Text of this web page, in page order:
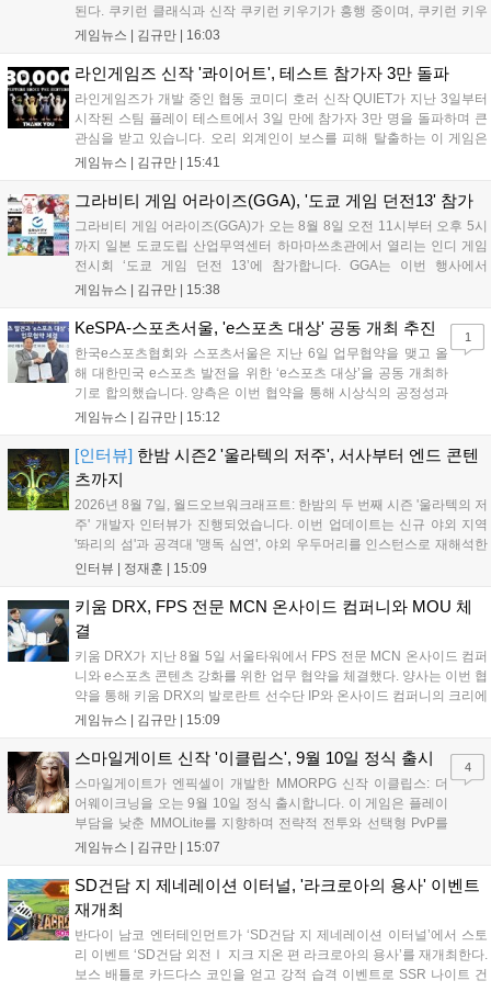
된다. 쿠키런 클래식과 신작 쿠키런 키우기가 흥행 중이며, 쿠키런 키우
기는 13일 첫 업데이트를 시작으로 2주 간격의 콘텐츠를 제공한다. 또한
이다. 회사는 비용 효율화와 신작 흥행을 통해 하반기 실적 턴어라운드
게임뉴스 | 김규만 | 16:03
라인게임즈 신작 '콰이어트', 테스트 참가자 3만 돌파
라인게임즈가 개발 중인 협동 코미디 호러 신작 QUIET가 지난 3일부터
시작된 스팀 플레이 테스트에서 3일 만에 참가자 3만 명을 돌파하며 큰
관심을 받고 있습니다. 오리 외계인이 보스를 피해 탈출하는 이 게임은
최대 4인 협동을 지원하며, 소음 관리와 물리 법칙을 활용한 전략적 플레
을 개선 중이며, 상세 정보는 스팀 페이지에서 확인 가능합니다....
게임뉴스 | 김규만 | 15:41
그라비티 게임 어라이즈(GGA), '도쿄 게임 던전13' 참가
그라비티 게임 어라이즈(GGA)가 오는 8월 8일 오전 11시부터 오후 5시
까지 일본 도쿄도립 산업무역센터 하마마쓰초관에서 열리는 인디 게임
전시회 ‘도쿄 게임 던전 13’에 참가합니다. GGA는 이번 행사에서
‘JALECO ARCADE COLLECTION’ 시리즈의 미공개 작품 12종을 최초
입니다. 시연 참여 관람객에게는 선착순으로 특별 굿즈를 증정하며, 인
게임뉴스 | 김규만 | 15:38
KeSPA-스포츠서울, 'e스포츠 대상' 공동 개최 추진
한국e스포츠협회와 스포츠서울은 지난 6일 업무협약을 맺고 올
해 대한민국 e스포츠 발전을 위한 ‘e스포츠 대상’을 공동 개최하
기로 합의했습니다. 양측은 이번 협약을 통해 시상식의 공정성과
전문성을 강화하고 MZ세대를 겨냥한 미디어 영향력을 확대해 e
김영만 회장은 10년 만에 재추진되는 이번 시상식이 e스포츠의
성과와 가치를 널리 알리는 권위 있는 행사가 되도록 노력하겠다
고 밝혔습니다....
게임뉴스 | 김규만 | 15:12
1
[인터뷰] 한밤 시즌2 '울라텍의 저주', 서사부터 엔드 콘텐
츠까지
2026년 8월 7일, 월드오브워크래프트: 한밤의 두 번째 시즌 '울라텍의 저
주' 개발자 인터뷰가 진행되었습니다. 이번 업데이트는 신규 야외 지역
'똬리의 섬'과 공격대 '맹독 심연', 야외 우두머리를 인스턴스로 재해석한
'소굴'을 포함합니다. 개발진은 하우징 시스템 개선 및 신화+ 던전 로테이
를 표했습니다....
인터뷰 | 정재훈 | 15:09
키움 DRX, FPS 전문 MCN 온사이드 컴퍼니와 MOU 체
결
키움 DRX가 지난 8월 5일 서울타워에서 FPS 전문 MCN 온사이드 컴퍼
니와 e스포츠 콘텐츠 강화를 위한 업무 협약을 체결했다. 양사는 이번 협
약을 통해 키움 DRX의 발로란트 선수단 IP와 온사이드 컴퍼니의 크리에
이터 네트워크를 결합하여 정규 및 특별 콘텐츠를 공동 기획한다. 또한
오프라인 연계 프로그램을 순차적으로 선보이며 e스포츠 생태계 확장에
게임뉴스 | 김규만 | 15:09
스마일게이트 신작 '이클립스', 9월 10일 정식 출시
스마일게이트가 엔픽셀이 개발한 MMORPG 신작 이클립스: 더
어웨이크닝을 오는 9월 10일 정식 출시합니다. 이 게임은 플레이
부담을 낮춘 MMOLite를 지향하며 전략적 전투와 선택형 PvP를
특징으로 합니다. 현재 공식 홈페이지와 앱 마켓에서 사전등록을
니다. 또한 카카오톡 채널 추가 시 주차별 스페셜 쿠폰과 한정 스
킨, 경품 이벤트 등 풍성한 혜택을 마련해 이용자들의 기대를 모
으고 있습니다....
게임뉴스 | 김규만 | 15:07
4
SD건담 지 제네레이션 이터널, '라크로아의 용사' 이벤트
재개최
반다이 남코 엔터테인먼트가 ‘SD건담 지 제네레이션 이터널’에서 스토
리 이벤트 ‘SD건담 외전Ⅰ 지크 지온 편 라크로아의 용사’를 재개최한다.
보스 배틀로 카드다스 코인을 얻고 강적 습격 이벤트로 SSR 나이트 건